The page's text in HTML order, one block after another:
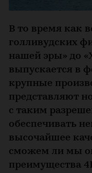
В то время как
голливудских
нашей эры» до
выпускается в
крупные
представляют
с таким
обеспечивать
высочайшее
сможем ли мы
преимущества